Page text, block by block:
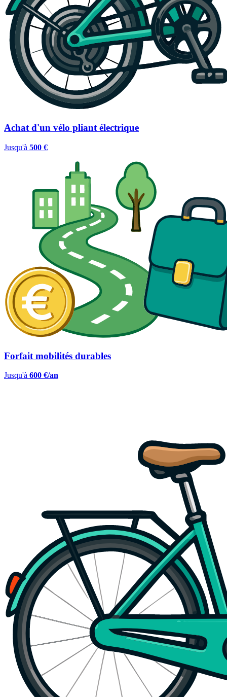
Achat d'un vélo pliant électrique
Jusqu'à 500 €
Forfait mobilités durables
Jusqu'à 600 €/an